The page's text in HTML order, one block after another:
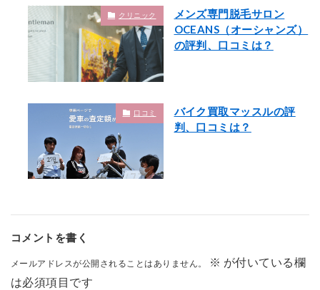
クリニック
メンズ専門脱毛サロン
OCEANS（オーシャンズ）
の評判、口コミは？
口コミ
バイク買取マッスルの評
判、口コミは？
コメントを書く
メールアドレスが公開されることはありません。 ※ が付いている欄
は必須項目です